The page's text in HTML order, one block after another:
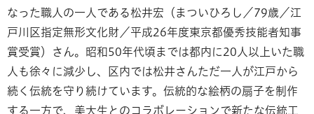
なった職人の一人である松井宏（まついひろし／79歳／江
戸川区指定無形文化財／平成26年度東京都優秀技能者知事
賞受賞）さん。昭和50年代頃までは都内に20人以上いた職
人も徐々に減少し、区内では松井さんただ一人が江戸から
続く伝統を守り続けています。伝統的な絵柄の扇子を制作
する一方で、美大生とのコラボレーションで新たな伝統工